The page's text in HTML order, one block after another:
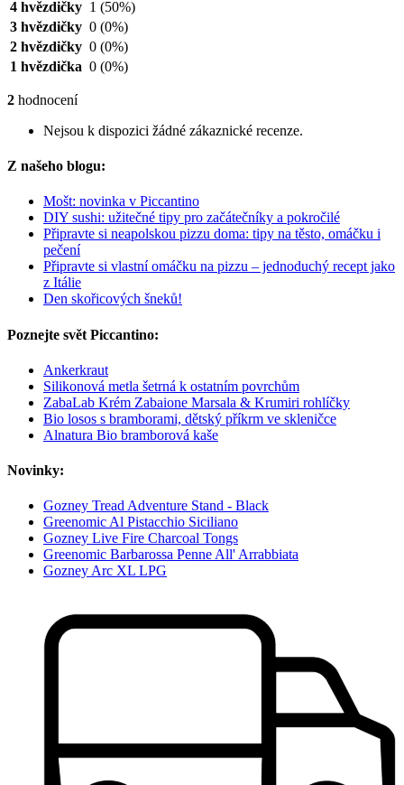
4 hvězdičky 1 (50%)
3 hvězdičky 0 (0%)
2 hvězdičky 0 (0%)
1 hvězdička 0 (0%)
2 hodnocení
Nejsou k dispozici žádné zákaznické recenze.
Z našeho blogu:
Mošt: novinka v Piccantino
DIY sushi: užitečné tipy pro začátečníky a pokročilé
Připravte si neapolskou pizzu doma: tipy na těsto, omáčku i
pečení
Připravte si vlastní omáčku na pizzu – jednoduchý recept jako
z Itálie
Den skořicových šneků!
Poznejte svět Piccantino:
Ankerkraut
Silikonová metla šetrná k ostatním povrchům
ZabaLab Krém Zabaione Marsala & Krumiri rohlíčky
Bio losos s bramborami, dětský příkrm ve skleničce
Alnatura Bio bramborová kaše
Novinky:
Gozney Tread Adventure Stand - Black
Greenomic Al Pistacchio Siciliano
Gozney Live Fire Charcoal Tongs
Greenomic Barbarossa Penne All' Arrabbiata
Gozney Arc XL LPG